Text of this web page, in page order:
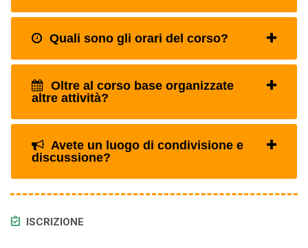
Quali sono gli orari del corso?
Oltre al corso base organizzate
altre attività?
Avete un luogo di condivisione e
discussione?
ISCRIZIONE